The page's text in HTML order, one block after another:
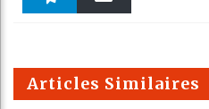
m
Articles Similaires